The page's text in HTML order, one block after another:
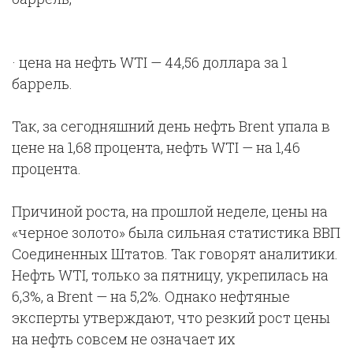
· цена на нефть WTI — 44,56 доллара за 1
баррель.
Так, за сегодняшний день нефть Brent упала в
цене на 1,68 процента, нефть WTI — на 1,46
процента.
Причиной роста, на прошлой неделе, цены на
«черное золото» была сильная статистика ВВП
Соединенных Штатов. Так говорят аналитики.
Нефть WTI, только за пятницу, укрепилась на
6,3%, а Brent — на 5,2%. Однако нефтяные
эксперты утверждают, что резкий рост цены
на нефть совсем не означает их